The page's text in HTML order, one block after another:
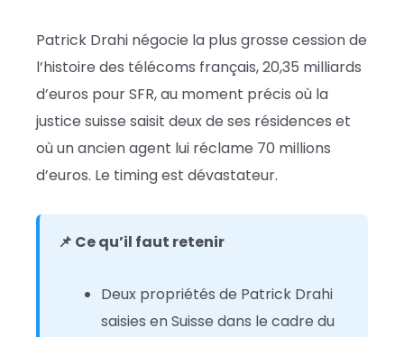
Patrick Drahi négocie la plus grosse cession de
l’histoire des télécoms français, 20,35 milliards
d’euros pour SFR, au moment précis où la
justice suisse saisit deux de ses résidences et
où un ancien agent lui réclame 70 millions
d’euros. Le timing est dévastateur.
📌 Ce qu’il faut retenir
Deux propriétés de Patrick Drahi
saisies en Suisse dans le cadre du